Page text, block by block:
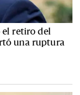
retiro del
una ruptura